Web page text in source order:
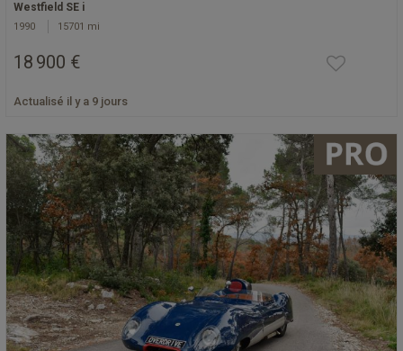
Westfield SE i
1990 15701 mi
18 900 €
Actualisé il y a 9 jours